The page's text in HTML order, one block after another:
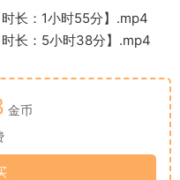
长：1小时55分】.mp4
长：5小时38分】.mp4
金币